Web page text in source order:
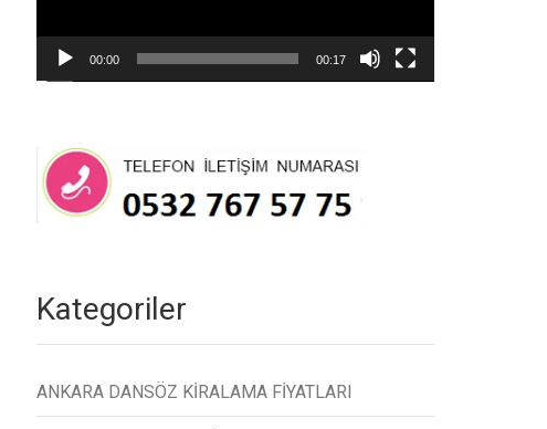
00:00 00:17
Kategoriler
ANKARA DANSÖZ KİRALAMA FİYATLARI